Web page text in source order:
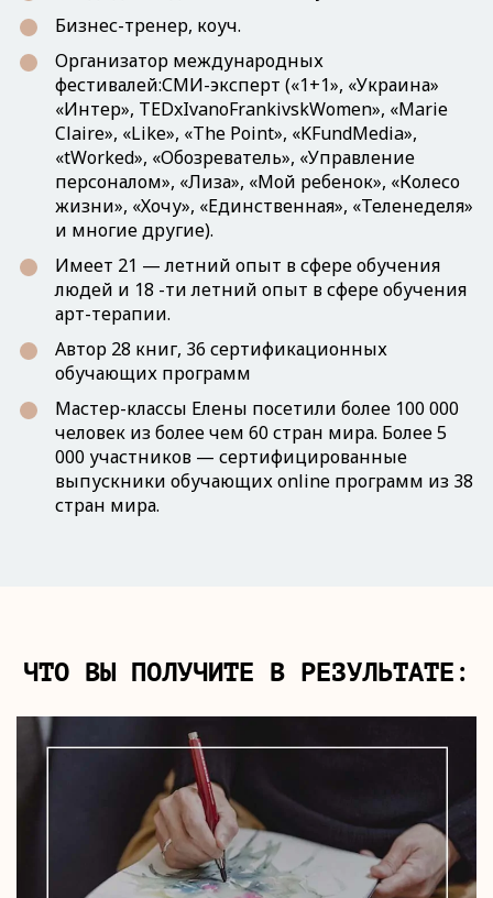
Бизнес-тренер, коуч.
Организатор международных
фестивалей:СМИ-эксперт («1+1», «Украина»
«Интер», TEDxIvanoFrankivskWomen», «Marie
Claire», «Like», «The Point», «KFundMedia»,
«tWorked», «Обозреватель», «Управление
персоналом», «Лиза», «Мой ребенок», «Колесо
жизни», «Хочу», «Единственная», «Теленеделя»
и многие другие).
Имеет 21 — летний опыт в сфере обучения
людей и 18 -ти летний опыт в сфере обучения
арт-терапии.
Автор 28 книг, 36 сертификационных
обучающих программ
Мастер-классы Елены посетили более 100 000
человек из более чем 60 стран мира. Более 5
000 участников — сертифицированные
выпускники обучающих online программ из 38
стран мира.
ЧТО ВЫ ПОЛУЧИТЕ В РЕЗУЛЬТАТЕ: